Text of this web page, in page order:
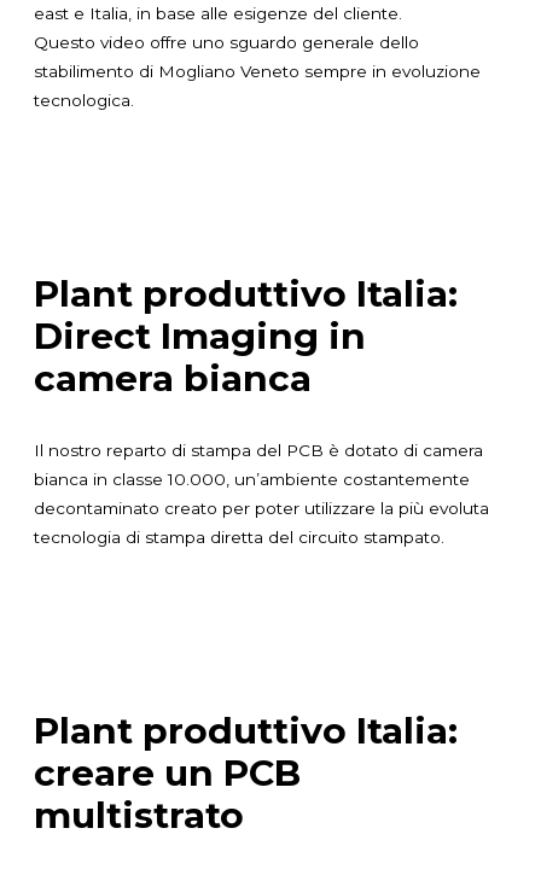
east e Italia, in base alle esigenze del cliente.
Questo video offre uno sguardo generale dello
stabilimento di Mogliano Veneto sempre in evoluzione
tecnologica.
Plant produttivo Italia:
Direct Imaging in
camera bianca
Il nostro reparto di stampa del PCB è dotato di camera
bianca in classe 10.000, un’ambiente costantemente
decontaminato creato per poter utilizzare la più evoluta
tecnologia di stampa diretta del circuito stampato.
Plant produttivo Italia:
creare un PCB
multistrato